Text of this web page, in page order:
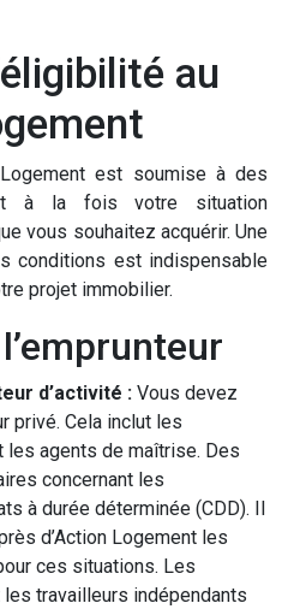
au
est soumise à des
à la fois votre situation
vous souhaitez acquérir. Une
conditions est indispensable
projet immobilier.
d’activité : Vous devez
privé. Cela inclut les
agents de maîtrise. Des
concernant les
à durée déterminée (CDD). Il
d’Action Logement les
ces situations. Les
travailleurs indépendants